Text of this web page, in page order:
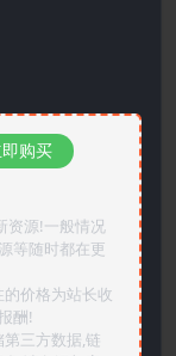
购买
资源!一般情况
等随时都在更
价格为站长收
酬!
三方数据,链